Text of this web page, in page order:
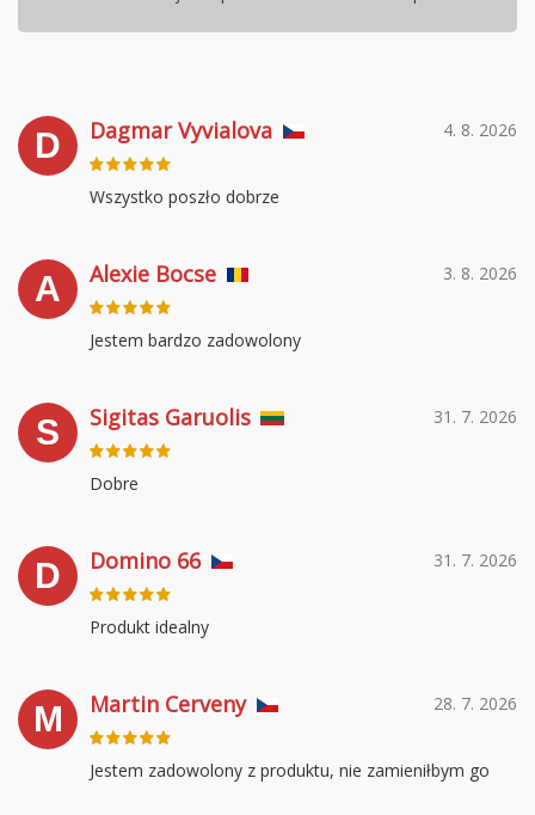
D 4. 8. 2026
Dagmar Vyvialova
Wszystko poszło dobrze
A 3. 8. 2026
Alexie Bocse
Jestem bardzo zadowolony
S 31. 7. 2026
Sigitas Garuolis
Dobre
D 31. 7. 2026
Domino 66
Produkt idealny
M 28. 7. 2026
Martin Cerveny
Jestem zadowolony z produktu, nie zamieniłbym go